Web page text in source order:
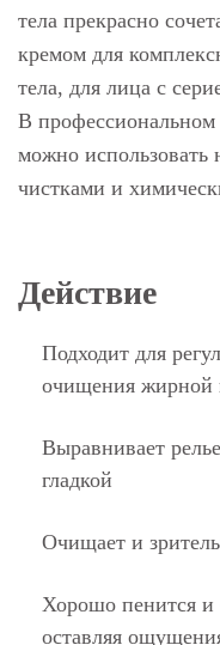
тела прекрасно
кремом для
тела, для лица с
В профессиональном
можно использовать
чистками и
Действие
Подходит для
очищения жирной
Выравнивает
гладкой
Очищает и
Хорошо пенится и
оставляя